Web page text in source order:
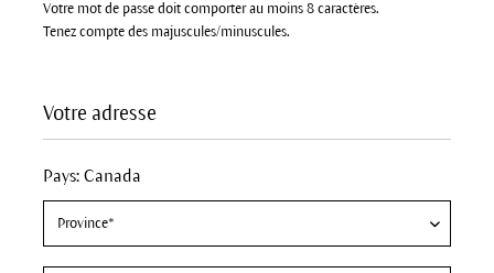
Votre mot de passe doit comporter au moins 8 caractères.
Tenez compte des majuscules/minuscules.
Votre adresse
Pays: Canada